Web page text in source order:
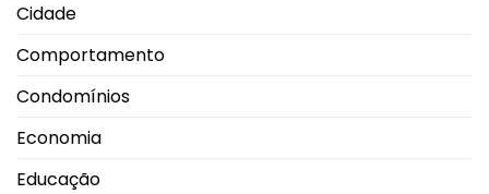
Cidade
Comportamento
Condomínios
Economia
Educação